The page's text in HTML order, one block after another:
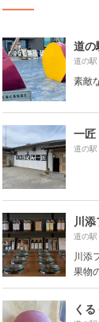
道の
道の
素敵
一匠
道の
川
道の
川添
果物